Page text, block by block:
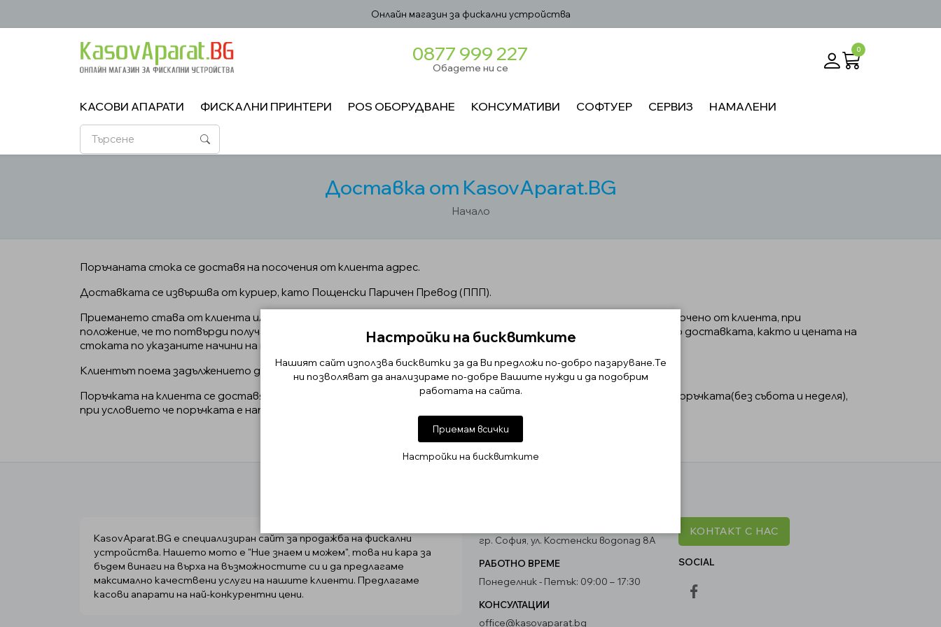
Онлайн магазин за фискални устройства
0877 999 227
Обадете ни се
0
КАСОВИ АПАРАТИ ФИСКАЛНИ ПРИНТЕРИ POS ОБОРУДВАНЕ КОНСУМАТИВИ СОФТУЕР СЕРВИЗ НАМАЛЕНИ
Доставка от KasovAparat.BG
Начало
Поръчаната стока се доставя на посочения от клиента адрес.
Доставката се извършва от куриер, като Пощенски Паричен Превод (ППП).
Приемането става от клиента или трето лице от негово име, което лице трябва предварително да бъде посочено от клиента, при
положение, че то потвърди получаването и идентичността на поръчаната стока и/или заплати разходите по доставката, както и цената на
стоката по указаните начини на плащане.
Клиентът поема задължението да осигури достъп и възможност за получаване на стоката.
Поръчката на клиента се доставя нормално в срок от три дни, освен ако не е уговорено друго,след денят на поръчката(без събота и неделя),
при условието че поръчката е направена до 13.00 часа в деня на поръчване.
KasovAparat.BG е специализиран сайт за продажба на фискални
устройства. Нашето мото е "Ние знаем и можем", това ни кара за
бъдем винаги на върха на възможностите си и да предлагаме
максимално качествени услуги на нашите клиенти. Предлагаме
касови апарати на най-конкурентни цени.
гр. София, ул. Костенски водопад 8А
РАБОТНО ВРЕМЕ
Понеделник - Петък: 09:00 – 17:30
КОНСУЛТАЦИИ
office@kasovaparat.bg
КОНТАКТ С НАС
SOCIAL
Настройки на бисквитките
Нашият сайт използва бисквитки за да Ви предложи по-добро пазаруване.Те
ни позволяват да анализираме по-добре Вашите нужди и да подобрим
работата на сайта.
Приемам всички
Настройки на бисквитките